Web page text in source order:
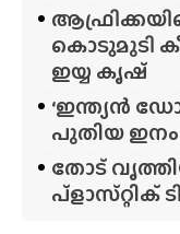
കൊടുമുടി
ഇയ്യ കൃഷ്
‘ഇന്ത്യൻ
പുതിയ
തോട്
പ്‌ളാസ്‌റ്റിക്